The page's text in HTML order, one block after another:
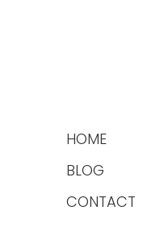
HOME
BLOG
CONTACT